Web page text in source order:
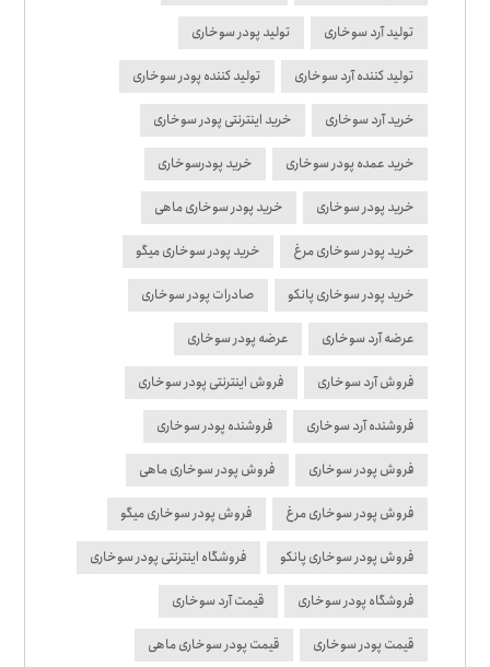
تولید آرد سوخاری تولید پودر سوخاری
تولید کننده آرد سوخاری تولید کننده پودر سوخاری
خرید آرد سوخاری خرید اینترنتی پودر سوخاری
خرید عمده پودر سوخاری خرید پودرسوخاری
خرید پودر سوخاری خرید پودر سوخاری ماهی
خرید پودر سوخاری مرغ خرید پودر سوخاری میگو
خرید پودر سوخاری پانکو صادرات پودر سوخاری
عرضه آرد سوخاری عرضه پودر سوخاری
فروش آرد سوخاری فروش اینترنتی پودر سوخاری
فروشنده آرد سوخاری فروشنده پودر سوخاری
فروش پودر سوخاری فروش پودر سوخاری ماهی
فروش پودر سوخاری مرغ فروش پودر سوخاری میگو
فروش پودر سوخاری پانکو فروشگاه اینترنتی پودر سوخاری
فروشگاه پودر سوخاری قیمت آرد سوخاری
قیمت پودر سوخاری قیمت پودر سوخاری ماهی